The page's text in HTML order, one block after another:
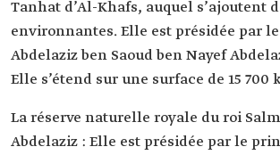
Tanhat d’Al-Khafs, auquel s’ajoutent
environnantes. Elle est présidée par
Abdelaziz ben Saoud ben Nayef
Elle s’étend sur une surface de 15 700
La réserve naturelle royale du roi
Abdelaziz : Elle est présidée par le